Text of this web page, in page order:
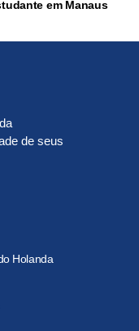
em Manaus
de seus
Holanda